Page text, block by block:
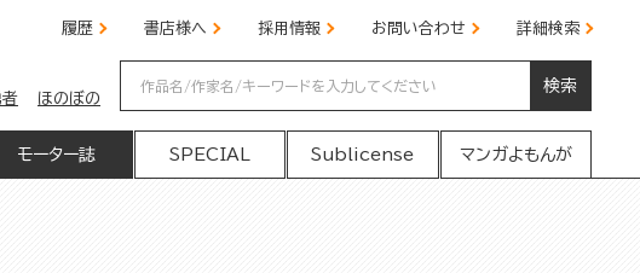
履歴 書店様へ 採用情報 お問い合わせ 詳細検索
者 ほのぼの
検索
モーター誌 SPECIAL Sublicense マンガよもんが